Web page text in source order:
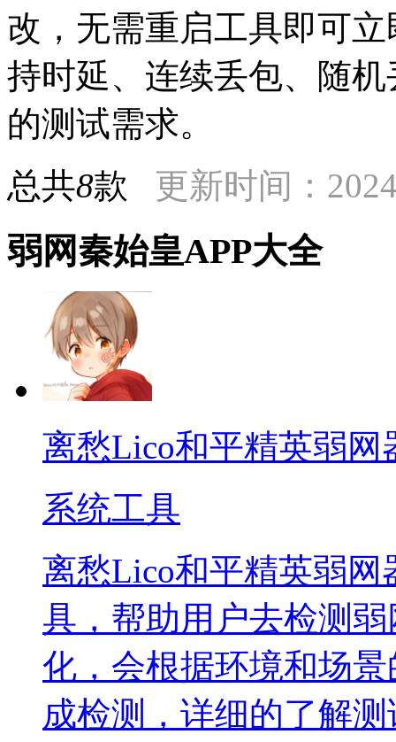
改，无需重启工具即可
持时延、连续丢包、随
的测试需求。
总共8款 更新时间：
弱网秦始皇APP大全
离愁Lico和平精英弱网
系统工具
离愁Lico和平精英弱
具，帮助用户去检测
化，会根据环境和场
成检测，详细的了解